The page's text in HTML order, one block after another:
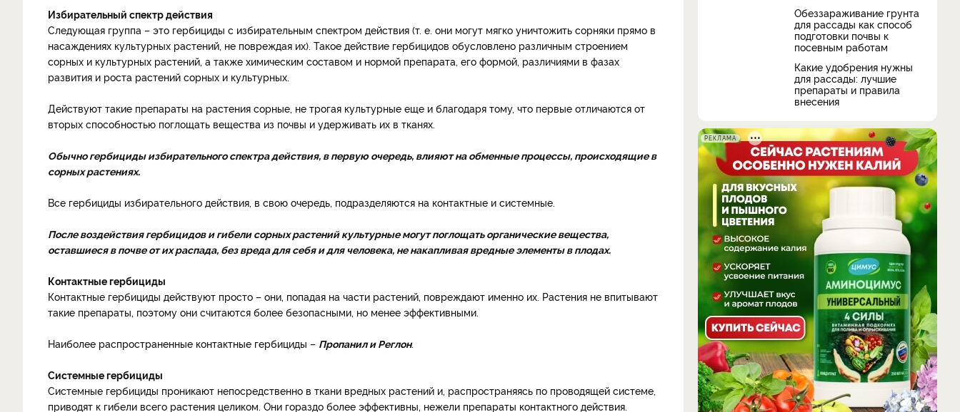
Избирательный спектр действия
Следующая группа – это гербициды с избирательным спектром действия (т. е. они могут мягко уничтожить сорняки прямо в
насаждениях культурных растений, не повреждая их). Такое действие гербицидов обусловлено различным строением
сорных и культурных растений, а также химическим составом и нормой препарата, его формой, различиями в фазах
развития и роста растений сорных и культурных.
Действуют такие препараты на растения сорные, не трогая культурные еще и благодаря тому, что первые отличаются от
вторых способностью поглощать вещества из почвы и удерживать их в тканях.
Обычно гербициды избирательного спектра действия, в первую очередь, влияют на обменные процессы, происходящие в
сорных растениях.
Все гербициды избирательного действия, в свою очередь, подразделяются на контактные и системные.
После воздействия гербицидов и гибели сорных растений культурные могут поглощать органические вещества,
оставшиеся в почве от их распада, без вреда для себя и для человека, не накапливая вредные элементы в плодах.
Контактные гербициды
Контактные гербициды действуют просто – они, попадая на части растений, повреждают именно их. Растения не впитывают
такие препараты, поэтому они считаются более безопасными, но менее эффективными.
Наиболее распространенные контактные гербициды – Пропанил и Реглон.
Системные гербициды
Системные гербициды проникают непосредственно в ткани вредных растений и, распространяясь по проводящей системе,
приводят к гибели всего растения целиком. Они гораздо более эффективны, нежели препараты контактного действия.
Обеззараживание грунта
для рассады как способ
подготовки почвы к
посевным работам
Какие удобрения нужны
для рассады: лучшие
препараты и правила
внесения
РЕКЛАМА